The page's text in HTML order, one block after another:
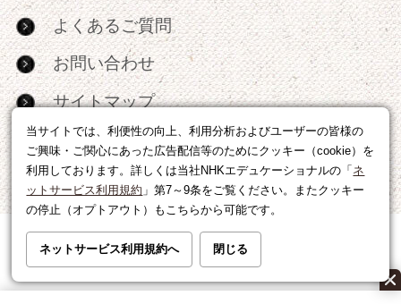
当サイトでは、利便性の向上、利用分析およびユーザーの皆様の
ご興味・ご関心にあった広告配信等のためにクッキー（cookie）を
利用しております。詳しくは当社NHKエデュケーショナルの「 ネ
ットサービス利用規約 」第7～9条をご覧ください。またクッキー
の停止（オプトアウト）もこちらから可能です。
ネットサービス利用規約へ 閉じる
よくあるご質問
お問い合わせ
サイトマップ
RSS
広告出稿・パートナーシップについて
利用規約|個人情報の取り扱いについて
運営会社|広告に関するお問い合わせ